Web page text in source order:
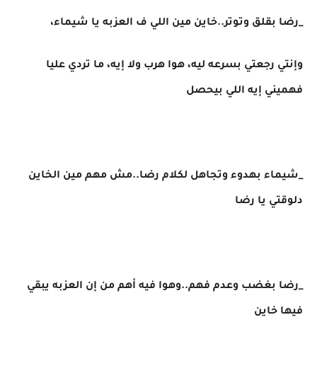
_رضا بقلق وتوتر..خاين مين اللي ف العزبه يا شيماء،
وإنتي رجعتي بسرعه ليه، هوا هرب ولا إيه، ما تردي عليا
فهميني إيه اللي بيحصل
_شيماء بهدوء وتجاهل لكلام رضا..مش مهم مين الخاين
دلوقتي يا رضا
_رضا بغضب وعدم فهم..وهوا فيه أهم من إن العزبه يبقي
فيها خاين